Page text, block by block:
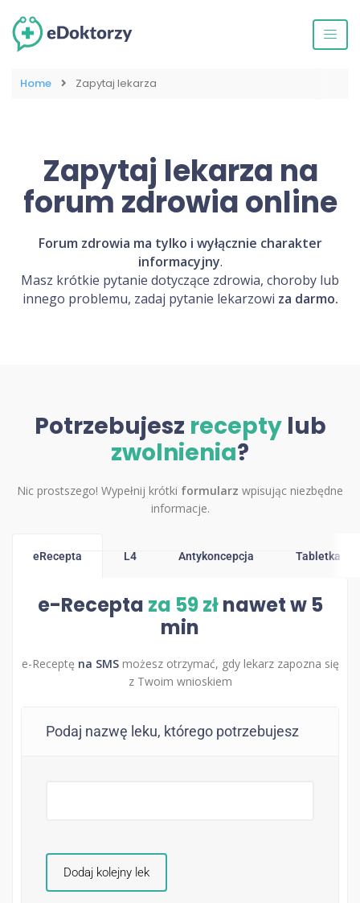
Home Zapytaj lekarza
Zapytaj lekarza na
forum zdrowia online
Forum zdrowia ma tylko i wyłącznie charakter
informacyjny.
Masz krótkie pytanie dotyczące zdrowia, choroby lub
innego problemu, zadaj pytanie lekarzowi za darmo.
Potrzebujesz receptylub
zwolnienia?
Nic prostszego! Wypełnij krótki formularz wpisując niezbędne
informacje.
eRecepta L4 Antykoncepcja Tabletka
e-Recepta za 59 złnawet w 5
min
e-Receptę na SMS możesz otrzymać, gdy lekarz zapozna się
z Twoim wnioskiem
Podaj nazwę leku, którego potrzebujesz
Dodaj kolejny lek